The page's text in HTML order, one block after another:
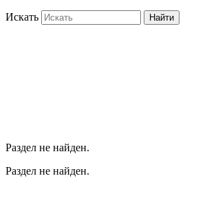
Искать Найти
Раздел не найден.
Раздел не найден.